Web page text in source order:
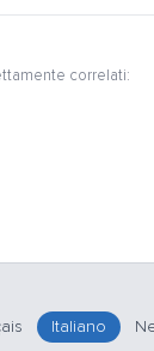
correlati:
Italiano